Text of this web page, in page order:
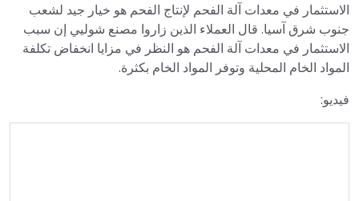
الاستثمار في معدات آلة الفحم لإنتاج الفحم هو خيار جيد لشعب
جنوب شرق آسيا. قال العملاء الذين زاروا مصنع شوليي إن سبب
الاستثمار في معدات آلة الفحم هو النظر في مزايا انخفاض تكلفة
المواد الخام المحلية وتوفر المواد الخام بكثرة.
فيديو: